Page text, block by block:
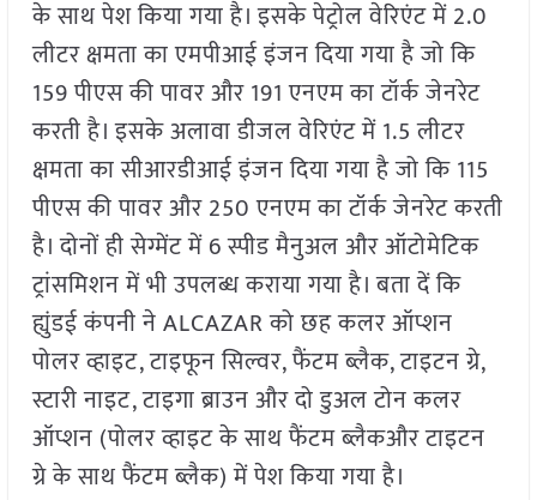
के साथ पेश किया गया है। इसके पेट्रोल वेरिएंट में 2.0
लीटर क्षमता का एमपीआई इंजन दिया गया है जो कि
159 पीएस की पावर और 191 एनएम का टॉर्क जेनरेट
करती है। इसके अलावा डीजल वेरिएंट में 1.5 लीटर
क्षमता का सीआरडीआई इंजन दिया गया है जो कि 115
पीएस की पावर और 250 एनएम का टॉर्क जेनरेट करती
है। दोनों ही सेग्मेंट में 6 स्पीड मैनुअल और ऑटोमेटिक
ट्रांसमिशन में भी उपलब्ध कराया गया है। बता दें कि
ह्युंडई कंपनी ने ALCAZAR को छह कलर ऑप्शन
पोलर व्हाइट, टाइफून सिल्वर, फैंटम ब्लैक, टाइटन ग्रे,
स्टारी नाइट, टाइगा ब्राउन और दो डुअल टोन कलर
ऑप्शन (पोलर व्हाइट के साथ फैंटम ब्लैकऔर टाइटन
ग्रे के साथ फैंटम ब्लैक) में पेश किया गया है।